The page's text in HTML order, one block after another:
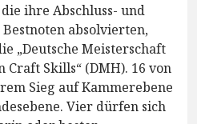
ihre Abschluss- und
absolvierten,
„Deutsche Meisterschaft
Skills“ (DMH). 16 von
Sieg auf Kammerebene
Vier dürfen sich